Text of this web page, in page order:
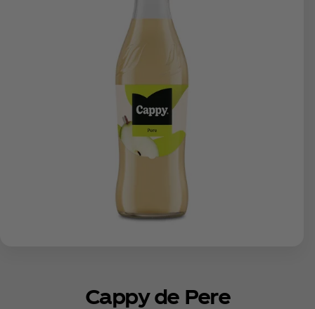
Cappy de Pere